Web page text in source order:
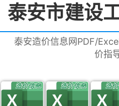
泰安市建设
泰安造价信息网PDF/
价指